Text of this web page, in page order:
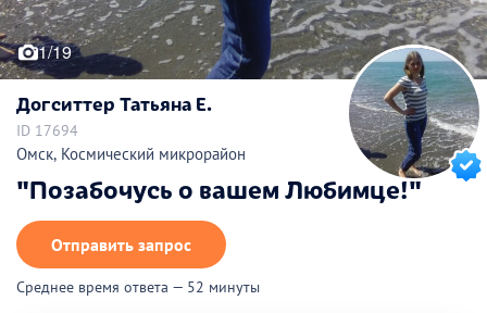
1/19
Догситтер Татьяна Е.
ID 17694
Омск, Космический микрорайон
"Позабочусь о вашем Любимце!"
Отправить запрос
Среднее время ответа — 52 минуты